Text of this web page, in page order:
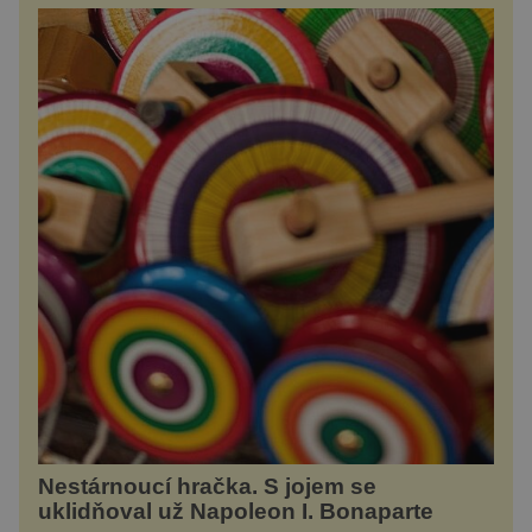
Nestárnoucí hračka. S jojem se
uklidňoval už Napoleon I. Bonaparte